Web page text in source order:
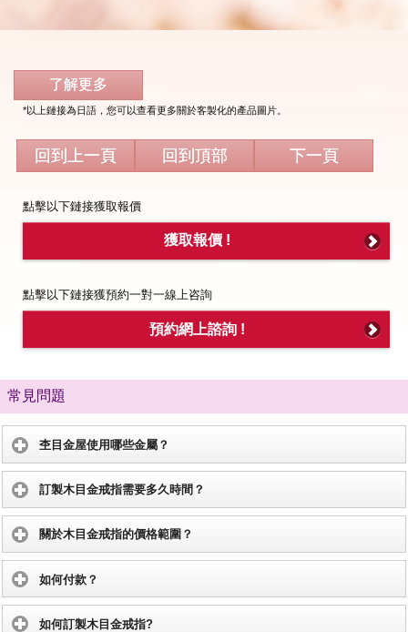
了解更多
*以上鏈接為日語，您可以查看更多關於客製化的產品圖片。
回到上一頁 回到頂部 下一頁
點擊以下鏈接獲取報價
獲取報價 !
點擊以下鏈接獲預約一對一線上咨詢
預約網上諮詢 !
常見問題
杢目金屋使用哪些金屬？
訂製木目金戒指需要多久時間？
關於木目金戒指的價格範圍？
如何付款？
如何訂製木目金戒指?